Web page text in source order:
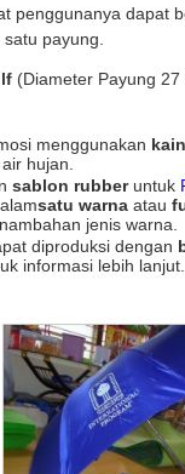
penggunanya dapat
payung.
(Diameter Payung
menggunakan
hujan.
sablon rubber untuk
satu warna atau
jenis warna.
diproduksi dengan
informasi lebih lanjut.